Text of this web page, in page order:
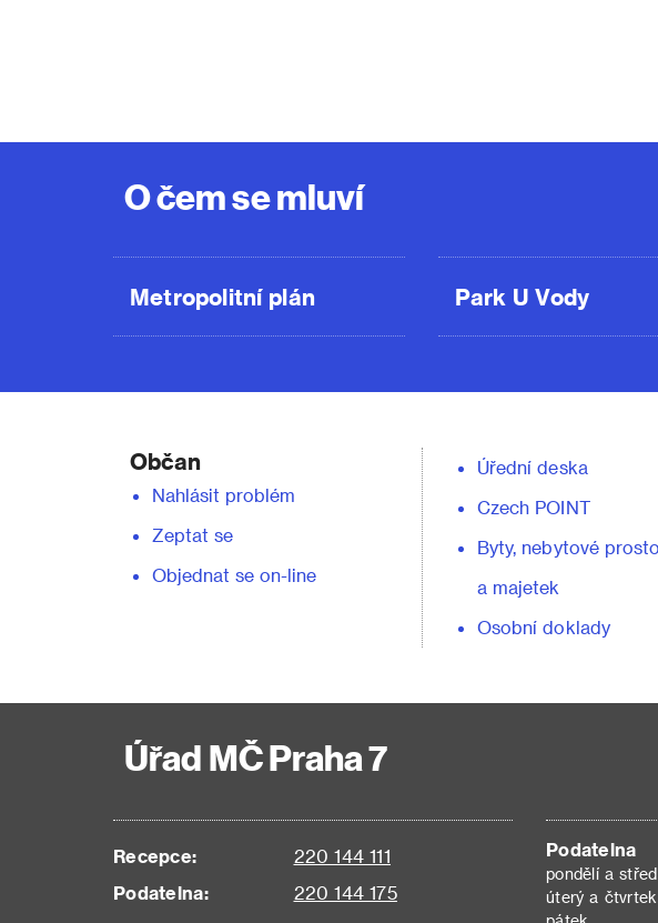
O čem se mluví
Metropolitní plán Park U Vody
Občan
Nahlásit problém
Zeptat se
Objednat se on-line
Úřední deska
Czech POINT
Byty, nebytové
a majetek
Osobní doklady
Úřad MČ Praha 7
Recepce:
220 144 111
Podatelna:
220 144 175
Podatelna
pondělí a
úterý a čtvrtek